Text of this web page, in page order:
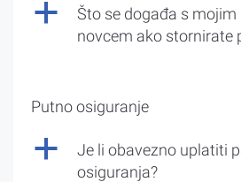
a
Što se događa s
novcem ako stornirate
Putno osiguranje
a
Je li obavezno uplatiti
osiguranja?